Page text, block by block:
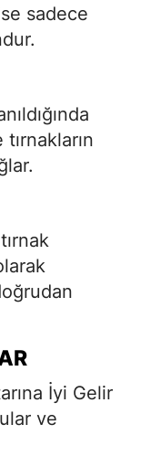
sadece
İyi Gelir
ve